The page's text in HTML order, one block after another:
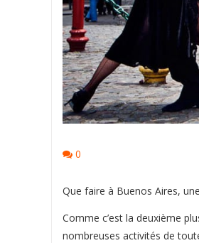
0
Que faire à Buenos Aires,
Comme c’est la deuxième
nombreuses activités de